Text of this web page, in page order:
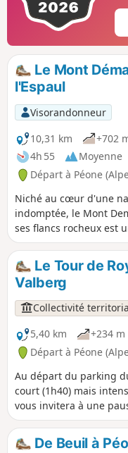
Le Mont
l'Espaul
Visorandonneur
10,31 km
+702
4h 55
Moyenne
Départ à Péone
Niché au cœur d'une
indomptée, le Mont
ses flancs rocheux est
gravité, un combat
aussi une communion
couper le souffle. À
la vue se dégage sur
et des sommets
du courage nécessaire.
Mont Demant, le
troublé par le vent qui
C'est un instant
l'exploit personnel se
monde. Conquérir le
pas seulement gravir
repousser ses propres
doigt l'essence pure
Le Tour de
Valberg
Collectivité
5,40 km
+234 m
Départ à Péone
Au départ du parking
court (1h40) mais
vous invitera à une
Sentier Yoga en balcon.
De Beuil à